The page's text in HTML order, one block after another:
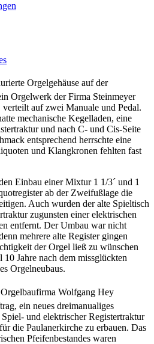
Orgelgehäuse auf der
Orgelwerk der Firma Steinmeyer
auf zwei Manuale und Pedal.
mechanische Kegelladen, eine
und nach C- und Cis-Seite
entsprechend herrschte eine
und Klangkronen fehlten fast
Einbau einer Mixtur 1 1/3´ und 1
ab der Zweifußlage die
Auch wurden der alte Spieltisch
zugunsten einer elektrischen
entfernt. Der Umbau war nicht
mehrere alte Register gingen
der Orgel ließ zu wünschen
Jahre nach dem missglückten
Orgelneubaus.
Wolfgang Hey
ein neues dreimanualiges
und elektrischer Registertraktur
die Paulanerkirche zu erbauen. Das
Pfeifenbestandes waren